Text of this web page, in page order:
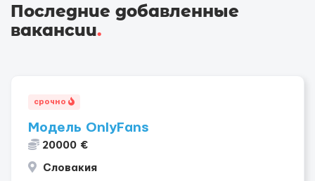
Последние добавленные
вакансии.
срочно
Модель OnlyFans
20000 €
Словакия